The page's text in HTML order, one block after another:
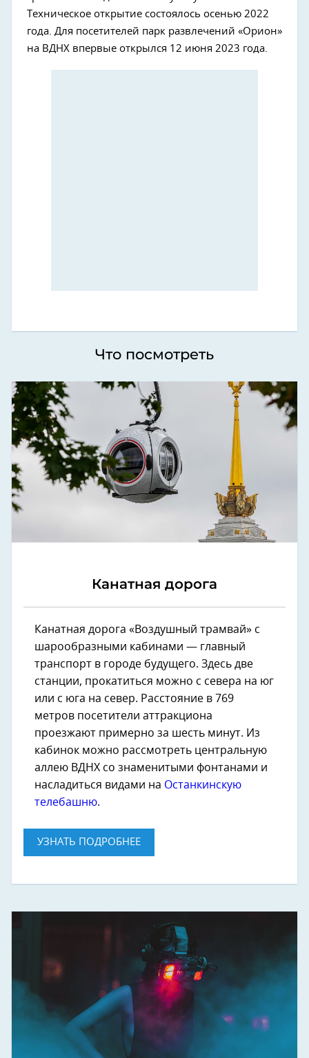
Техническое открытие состоялось осенью 2022
года. Для посетителей парк развлечений «Орион»
на ВДНХ впервые открылся 12 июня 2023 года.
Что посмотреть
Канатная дорога
Канатная дорога «Воздушный трамвай» с
шарообразными кабинами — главный
транспорт в городе будущего. Здесь две
станции, прокатиться можно с севера на юг
или с юга на север. Расстояние в 769
метров посетители аттракциона
проезжают примерно за шесть минут. Из
кабинок можно рассмотреть центральную
аллею ВДНХ со знаменитыми фонтанами и
насладиться видами на Останкинскую
телебашню.
УЗНАТЬ ПОДРОБНЕЕ